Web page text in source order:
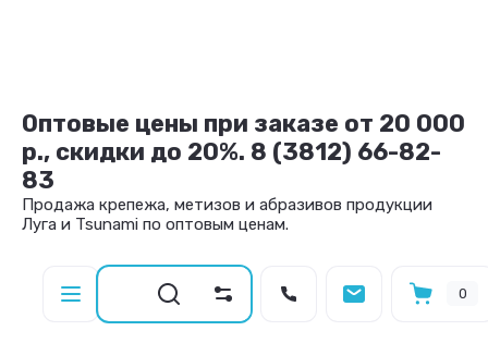
Оптовые цены при заказе от 20 000
р., скидки до 20%. 8 (3812) 66-82-
83
Продажа крепежа, метизов и абразивов продукции
Луга и Tsunami по оптовым ценам.
0